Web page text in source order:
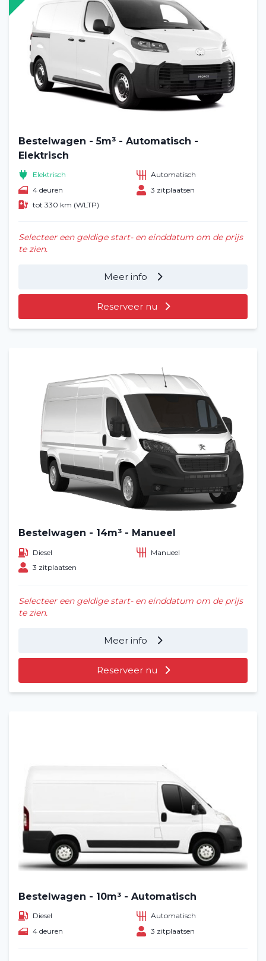
Bestelwagen - 5m³ - Automatisch -
Elektrisch
Elektrisch
Automatisch
4 deuren
3 zitplaatsen
tot 330 km (WLTP)
Selecteer een geldige start- en einddatum om de prijs
te zien.
Meer info
Reserveer nu
Bestelwagen - 14m³ - Manueel
Diesel
Manueel
3 zitplaatsen
Selecteer een geldige start- en einddatum om de prijs
te zien.
Meer info
Reserveer nu
Bestelwagen - 10m³ - Automatisch
Diesel
Automatisch
4 deuren
3 zitplaatsen